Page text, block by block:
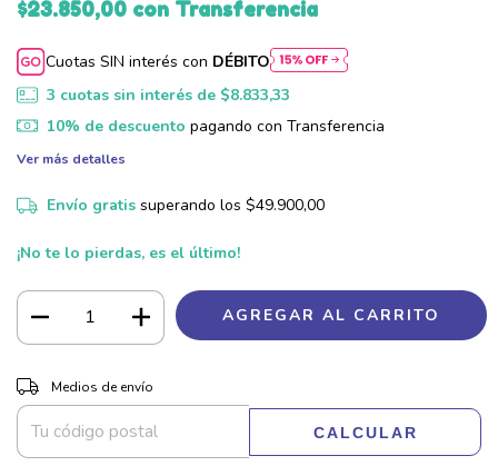
$23.850,00 con Transferencia
Cuotas SIN interés con DÉBITO
3 cuotas sin interés de $8.833,33
10% de descuento pagando con Transferencia
Ver más detalles
Envío gratis superando los $49.900,00
¡No te lo pierdas, es el último!
Entregas para el CP:
Medios de envío
CALCULAR